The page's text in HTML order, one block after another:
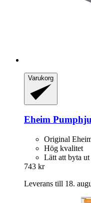
Varukorg
Eheim
Original
Hög kvalitet
Lätt att byta ut
743 kr
Leverans till 18.